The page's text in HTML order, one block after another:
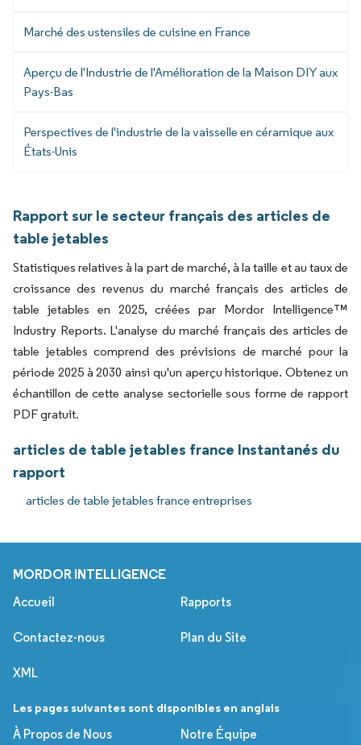
Marché des ustensiles de cuisine en France
Aperçu de l'Industrie de l'Amélioration de la Maison DIY aux
Pays-Bas
Perspectives de l'industrie de la vaisselle en céramique aux
États-Unis
Rapport sur le secteur français des articles de
table jetables
Statistiques relatives à la part de marché, à la taille et au taux de
croissance des revenus du marché français des articles de
table jetables en 2025, créées par Mordor Intelligence™
Industry Reports. L'analyse du marché français des articles de
table jetables comprend des prévisions de marché pour la
période 2025 à 2030 ainsi qu'un aperçu historique. Obtenez un
échantillon de cette analyse sectorielle sous forme de rapport
PDF gratuit.
articles de table jetables france Instantanés du
rapport
articles de table jetables france entreprises
MORDOR INTELLIGENCE
Accueil Rapports
Contactez-nous Plan du Site
XML
Les pages suivantes sont disponibles en anglais
À Propos de Nous
Notre Équipe